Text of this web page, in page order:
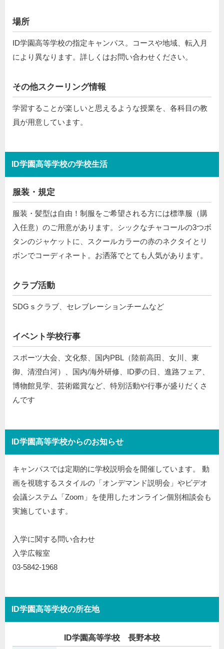
場所
ID学園高等学校の指定キャンパス。コースや地域、転入月
により異なります。詳しくはお問い合わせください。
その他スクーリング情報
学習することが楽しいと思えるような授業を、各科目の教
員が用意しています。
ID学園高等学校の学校生活
服装・規定
服装・髪型は自由！制服をご希望される方には標準服（購
入任意）のご用意があります。シックなチャコールの3つボ
タンのジャケットに、スクールカラーの赤のネクタイとリ
ボンでコーディネート。お洒落でとても人気があります。
クラブ活動
SDGｓクラブ、セレブレーションチームなど
イベント学校行事
スポーツ大会、文化祭、国内PBL（陸前高田、女川、東
御、清澄白河）、国内/海外研修、ID夢の日、進路フェア、
博物館見学、芸術鑑賞など、特別活動や行事が盛りだくさ
んです
ID学園高等学校からのお知らせ
キャンパスでは定期的に学校説明会を開催しています。 動
画を視聴するスタイルの「オンデマンド説明会」やビデオ
会議システム「Zoom」を使用したオンライン個別相談会も
実施しています。
入学に関する問い合わせ
入学広報室
03-5842-1968
ID学園高等学校の所在地
ID学園高等学校 長野本校